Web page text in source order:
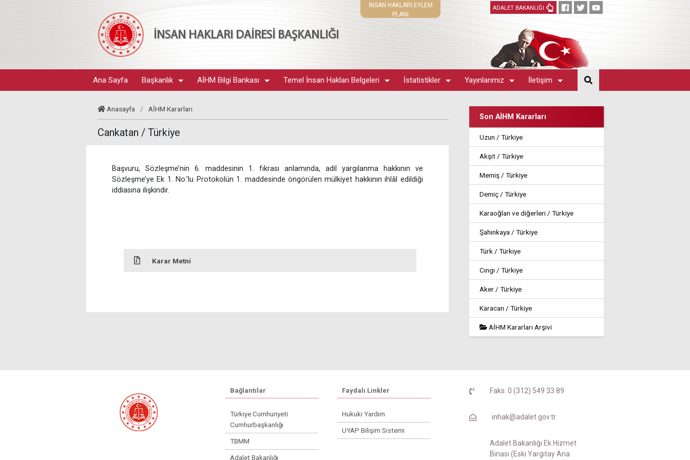
İNSAN HAKLARI DAİRESİ BAŞKANLIĞI
İNSAN HAKLARI EYLEM
PLANI
ADALET BAKANLIĞI
Ana Sayfa Başkanlık AİHM Bilgi Bankası Temel İnsan Hakları Belgeleri İstatistikler Yayınlarımız İletişim
Anasayfa / AİHM Kararları
Cankatan / Türkiye
Başvuru, Sözleşme’nin 6. maddesinin 1. fıkrası anlamında, adil yargılanma hakkının ve
Sözleşme’ye Ek 1. No.’lu Protokolün 1. maddesinde öngörülen mülkiyet hakkının ihlâl edildiği
iddiasına ilişkindir.
Karar Metni
Son AİHM Kararları
Uzun / Türkiye
Akşit / Türkiye
Memiş / Türkiye
Demiç / Türkiye
Karaoğlan ve diğerleri / Türkiye
Şahinkaya / Türkiye
Türk / Türkiye
Cıngı / Türkiye
Aker / Türkiye
Karacan / Türkiye
AİHM Kararları Arşivi
Bağlantılar
Türkiye Cumhuriyeti
Cumhurbaşkanlığı
TBMM
Adalet Bakanlığı
Faydalı Linkler
Hukuki Yardım
UYAP Bilişim Sistemi
Faks: 0 (312) 549 33 89
inhak@adalet.gov.tr
Adalet Bakanlığı Ek Hizmet
Binası (Eski Yargıtay Ana